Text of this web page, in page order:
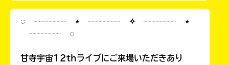
◌ ┈┈┈┈ ⋆ ┈┈┈┈ ✧ ┈┈┈┈ ⋆
┈┈┈┈ ◌
甘寺宇宙12thライブにご来場いただきあり